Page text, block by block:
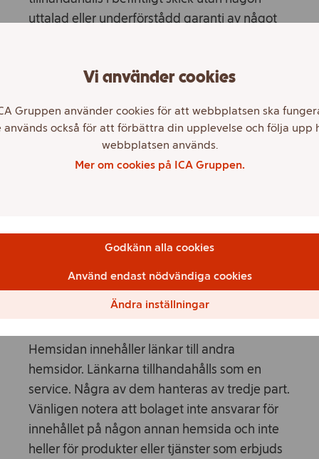
uttalad eller underförstådd garanti av något
direkt eller indirekt av vad slag det vara må
produktion, förlorade avtal, inkomster, data,
förlorad information eller produktionsavbrott)
som på något sätt har ett samband med
Detta gäller även om ICA Gruppen blivit
skulle kunna uppstå.
Länkar till externa hemsidor
Hemsidan innehåller länkar till andra
hemsidor. Länkarna tillhandahålls som en
service. Några av dem hanteras av tredje part.
Vänligen notera att bolaget inte ansvarar för
innehållet på någon annan hemsida och inte
heller för produkter eller tjänster som erbjuds
Vi använder cookies
Gruppen använder cookies för att webbplatsen ska
används också för att förbättra din upplevelse och följa upp
webbplatsen används.
Mer om cookies på ICA Gruppen.
Godkänn alla cookies
Använd endast nödvändiga cookies
Ändra inställningar